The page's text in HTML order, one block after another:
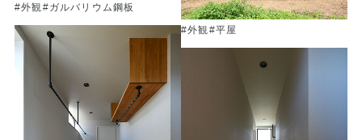
#外観 #ガルバリウム鋼板
#外観 #平屋